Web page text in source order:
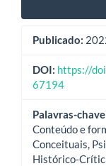
Publicado:
DOI: https://
67194
Palavras-
Conteúdo e
Conceituais,
Histórico-